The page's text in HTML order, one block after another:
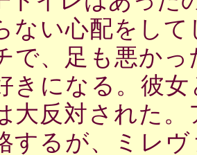
ない心配をし
で、足も悪か
きになる。彼
大反対された
するが、ミレ